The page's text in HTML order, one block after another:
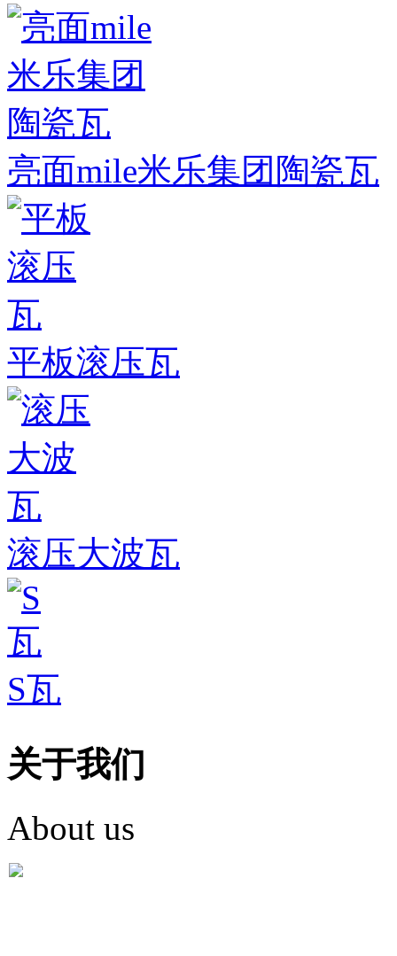
亮面mile米乐集团陶瓷瓦
平板滚压瓦
滚压大波瓦
S瓦
关于我们
About us